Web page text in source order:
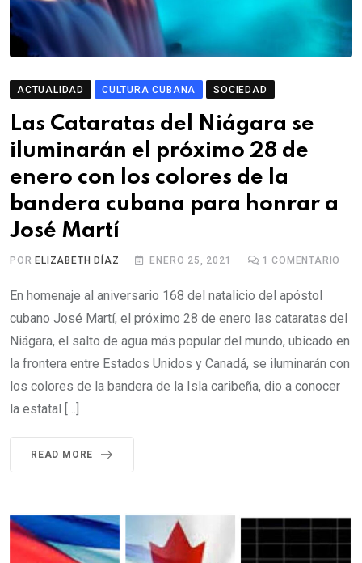
ACTUALIDAD CULTURA CUBANA SOCIEDAD
Las Cataratas del Niágara se
iluminarán el próximo 28 de
enero con los colores de la
bandera cubana para honrar a
José Martí
PORELIZABETH DÍAZ ENERO 25, 2021 1 COMENTARIO
En homenaje al aniversario 168 del natalicio del apóstol
cubano José Martí, el próximo 28 de enero las cataratas del
Niágara, el salto de agua más popular del mundo, ubicado en
la frontera entre Estados Unidos y Canadá, se iluminarán con
los colores de la bandera de la Isla caribeña, dio a conocer
la estatal […]
READ MORE